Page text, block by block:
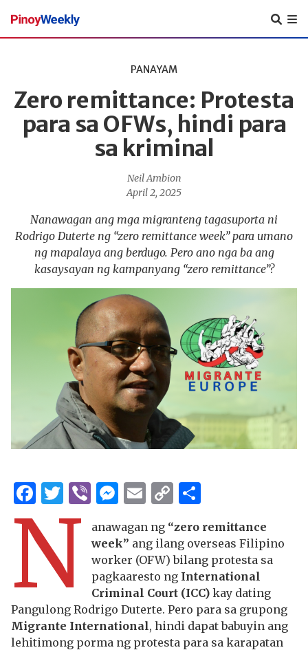
Pinoy
Weekly
PANAYAM
Zero remittance: Protesta
para sa OFWs, hindi para
sa kriminal
Neil Ambion
April 2, 2025
Nanawagan ang mga migranteng tagasuporta ni
Rodrigo Duterte ng “zero remittance week” para umano
ng mapalaya ang berdugo. Pero ano nga ba ang
kasaysayan ng kampanyang “zero remittance”?
Facebook
Twitter
ViberMessenger
Email
Copy
N anawagan ng “zero remittance
week” ang ilang overseas Filipino
worker (OFW) bilang protesta sa
pagkaaresto ng International
Criminal Court (ICC) kay dating
Pangulong Rodrigo Duterte. Pero para sa grupong
Migrante International, hindi dapat babuyin ang
lehitimong porma ng protesta para sa karapatan